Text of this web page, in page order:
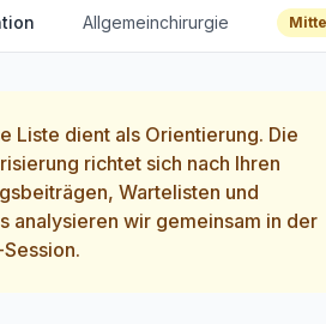
Allgemeinchirurgie
Liste dient als Orientierung. Die
richtet sich nach Ihren
Wartelisten und
analysieren wir gemeinsam in der